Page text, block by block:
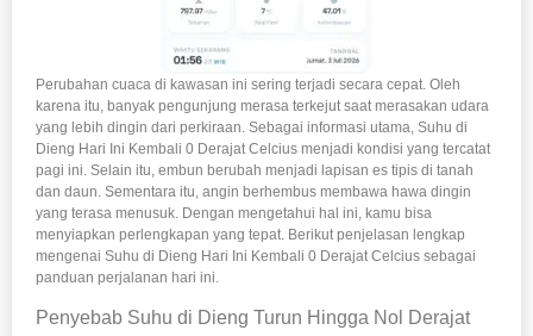
Perubahan cuaca di kawasan ini sering terjadi secara cepat. Oleh
karena itu, banyak pengunjung merasa terkejut saat merasakan udara
yang lebih dingin dari perkiraan. Sebagai informasi utama, Suhu di
Dieng Hari Ini Kembali 0 Derajat Celcius menjadi kondisi yang tercatat
pagi ini. Selain itu, embun berubah menjadi lapisan es tipis di tanah
dan daun. Sementara itu, angin berhembus membawa hawa dingin
yang terasa menusuk. Dengan mengetahui hal ini, kamu bisa
menyiapkan perlengkapan yang tepat. Berikut penjelasan lengkap
mengenai Suhu di Dieng Hari Ini Kembali 0 Derajat Celcius sebagai
panduan perjalanan hari ini.
Penyebab Suhu di Dieng Turun Hingga Nol Derajat